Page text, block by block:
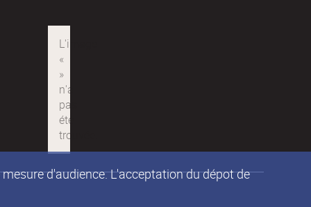
d'audience. L'acceptation du dépot de